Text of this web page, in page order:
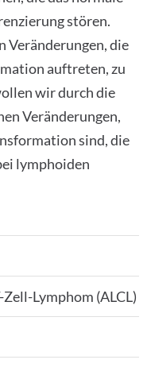
stören.
Veränderungen, die
auftreten, zu
wir durch die
Veränderungen,
sind, die
lymphoiden
Lymphom (ALCL)